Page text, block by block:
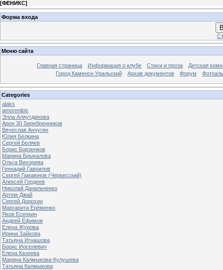
[ФЕНИКС]
Форма входа
Меню сайта
Главная страница Информация о клубе Стихи и проза
Детская
Город Каменск-Уральский
Архив документов Форум
Categories
alaks
amorenibis
Элла Аляутдинова
Арон 30 Sеребренников
Вячеслав Анчугин
Юлия Белкина
Сергей Беляев
Борис Борзенков
Марина Брыкалова
Ольга Вихорева
Геннадий Гаврилов
Сергей Гамаюнов (Черкесский)
Алексей Гордеев
Николай Данильченко
Артем Джай
Сергей Дорохин
Маргарита Ерёменко
Яков Есепкин
Андрей Ефимов
Елена Журова
Ирина Зайкова
Татьяна Игнашова
Борис Иоселевич
Елена Казеева
Марина Калмыкова-Кулушева
Татьяна Калмыкова